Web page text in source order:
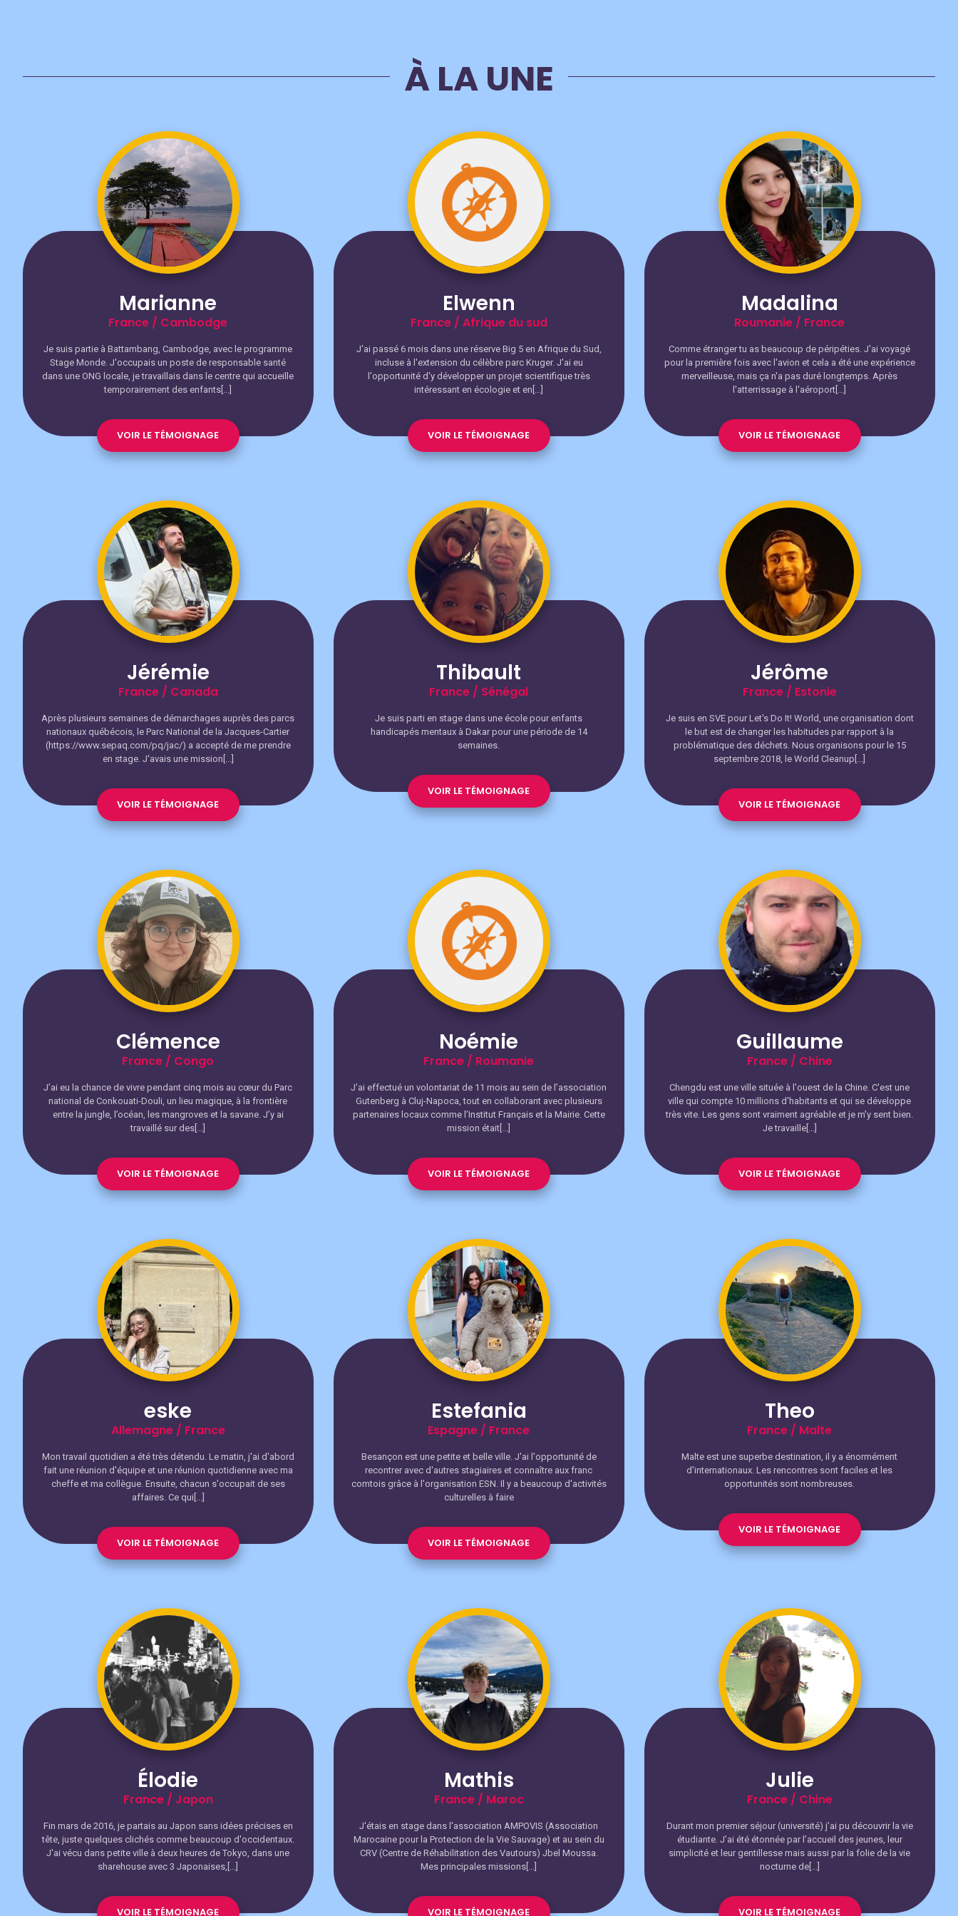
À LA UNE
Marianne
France / Cambodge
Je suis partie à Battambang, Cambodge, avec le programme
Stage Monde. J'occupais un poste de responsable santé
dans une ONG locale, je travaillais dans le centre qui accueille
temporairement des enfants[...]
VOIR LE TÉMOIGNAGE
Elwenn
France / Afrique du sud
J'ai passé 6 mois dans une réserve Big 5 en Afrique du Sud,
incluse à l'extension du célèbre parc Kruger. J'ai eu
l'opportunité d'y développer un projet scientifique très
intéressant en écologie et en[...]
VOIR LE TÉMOIGNAGE
Madalina
Roumanie / France
Comme étranger tu as beaucoup de péripéties. J'ai voyagé
pour la première fois avec l'avion et cela a été une expérience
merveilleuse, mais ça n'a pas duré longtemps. Après
l'atterrissage à l'aéroport[...]
VOIR LE TÉMOIGNAGE
Jérémie
France / Canada
Après plusieurs semaines de démarchages auprès des parcs
nationaux québécois, le Parc National de la Jacques-Cartier
(https://www.sepaq.com/pq/jac/) a accepté de me prendre
en stage. J'avais une mission[...]
VOIR LE TÉMOIGNAGE
Thibault
France / Sénégal
Je suis parti en stage dans une école pour enfants
handicapés mentaux à Dakar pour une période de 14
semaines.
VOIR LE TÉMOIGNAGE
Jérôme
France / Estonie
Je suis en SVE pour Let's Do It! World, une organisation dont
le but est de changer les habitudes par rapport à la
problématique des déchets. Nous organisons pour le 15
septembre 2018, le World Cleanup[...]
VOIR LE TÉMOIGNAGE
Clémence
France / Congo
J’ai eu la chance de vivre pendant cinq mois au cœur du Parc
national de Conkouati-Douli, un lieu magique, à la frontière
entre la jungle, l’océan, les mangroves et la savane. J’y ai
travaillé sur des[...]
VOIR LE TÉMOIGNAGE
Noémie
France / Roumanie
J’ai effectué un volontariat de 11 mois au sein de l’association
Gutenberg à Cluj-Napoca, tout en collaborant avec plusieurs
partenaires locaux comme l’Institut Français et la Mairie. Cette
mission était[...]
VOIR LE TÉMOIGNAGE
Guillaume
France / Chine
Chengdu est une ville située à l'ouest de la Chine. C'est une
ville qui compte 10 millions d'habitants et qui se développe
très vite. Les gens sont vraiment agréable et je m'y sent bien.
Je travaille[...]
VOIR LE TÉMOIGNAGE
eske
Allemagne / France
Mon travail quotidien a été très détendu. Le matin, j'ai d'abord
fait une réunion d'équipe et une réunion quotidienne avec ma
cheffe et ma collègue. Ensuite, chacun s'occupait de ses
affaires. Ce qui[...]
VOIR LE TÉMOIGNAGE
Estefania
Espagne / France
Besançon est une petite et belle ville. J'ai l'opportunité de
recontrer avec d'autres stagiaires et connaître aux franc
comtois grâce à l'organisation ESN. Il y a beaucoup d'activités
culturelles à faire
VOIR LE TÉMOIGNAGE
Theo
France / Malte
Malte est une superbe destination, il y a énormément
d'internationaux. Les rencontres sont faciles et les
opportunités sont nombreuses.
VOIR LE TÉMOIGNAGE
Élodie
France / Japon
Fin mars de 2016, je partais au Japon sans idées précises en
tête, juste quelques clichés comme beaucoup d'occidentaux.
J'ai vécu dans petite ville à deux heures de Tokyo, dans une
sharehouse avec 3 Japonaises,[...]
VOIR LE TÉMOIGNAGE
Mathis
France / Maroc
J'étais en stage dans l'association AMPOVIS (Association
Marocaine pour la Protection de la Vie Sauvage) et au sein du
CRV (Centre de Réhabilitation des Vautours) Jbel Moussa.
Mes principales missions[...]
VOIR LE TÉMOIGNAGE
Julie
France / Chine
Durant mon premier séjour (université) j’ai pu découvrir la vie
étudiante. J’ai été étonnée par l’accueil des jeunes, leur
simplicité et leur gentillesse mais aussi par la folie de la vie
nocturne de[...]
VOIR LE TÉMOIGNAGE